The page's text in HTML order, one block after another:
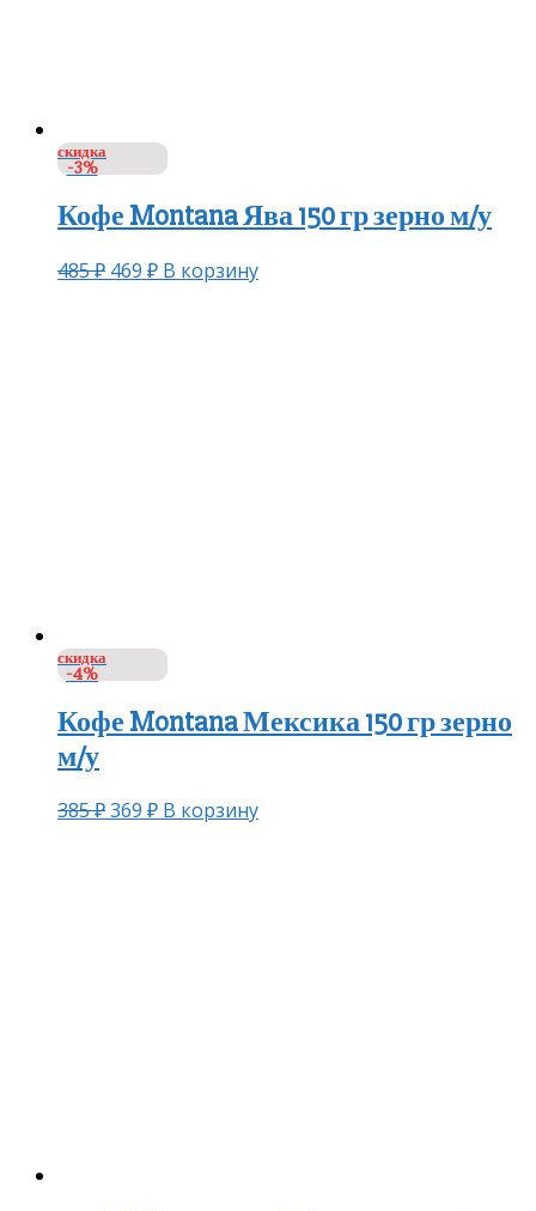
скидка
-3%
Кофе Montana Ява 150 гр зерно м/у
485₽ 469 ₽ В корзину
скидка
-4%
Кофе Montana Мексика 150 гр зерно
м/у
385₽369 ₽ В корзину